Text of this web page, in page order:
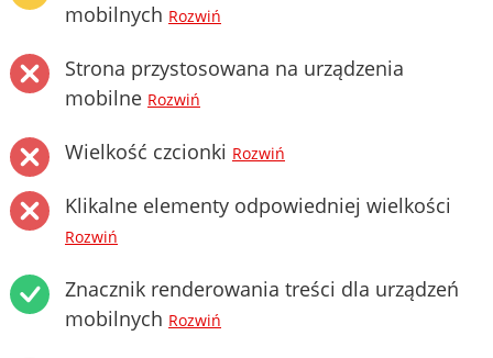
mobilnych Rozwiń
Strona przystosowana na urządzenia
mobilne Rozwiń
Wielkość czcionki Rozwiń
Klikalne elementy odpowiedniej wielkości
Rozwiń
Znacznik renderowania treści dla urządzeń
mobilnych Rozwiń